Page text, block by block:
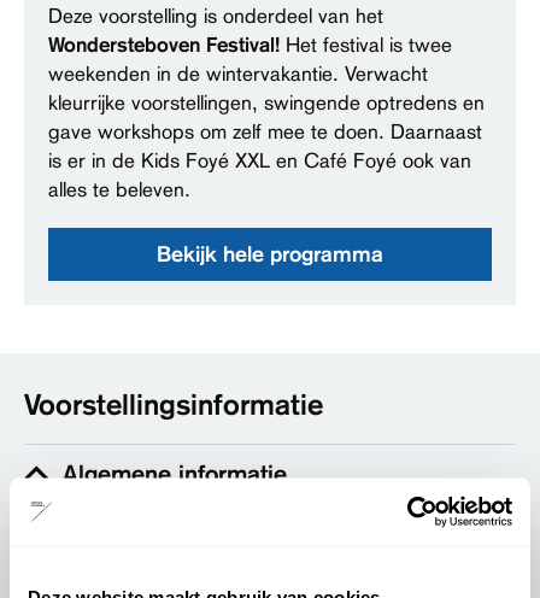
Deze voorstelling is onderdeel van het
Wondersteboven Festival! Het festival is twee
weekenden in de wintervakantie. Verwacht
kleurrijke voorstellingen, swingende optredens en
gave workshops om zelf mee te doen. Daarnaast
is er in de Kids Foyé XXL en Café Foyé ook van
alles te beleven.
Bekijk hele programma
Voorstellingsinformatie
Algemene informatie